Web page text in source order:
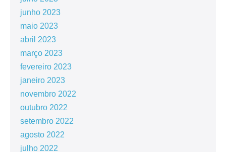
junho 2023
maio 2023
abril 2023
março 2023
fevereiro 2023
janeiro 2023
novembro 2022
outubro 2022
setembro 2022
agosto 2022
julho 2022